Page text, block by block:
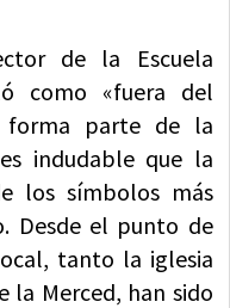
de la Escuela
como «fuera del
forma parte de la
indudable que la
los símbolos más
Desde el punto de
tanto la iglesia
la Merced, han sido